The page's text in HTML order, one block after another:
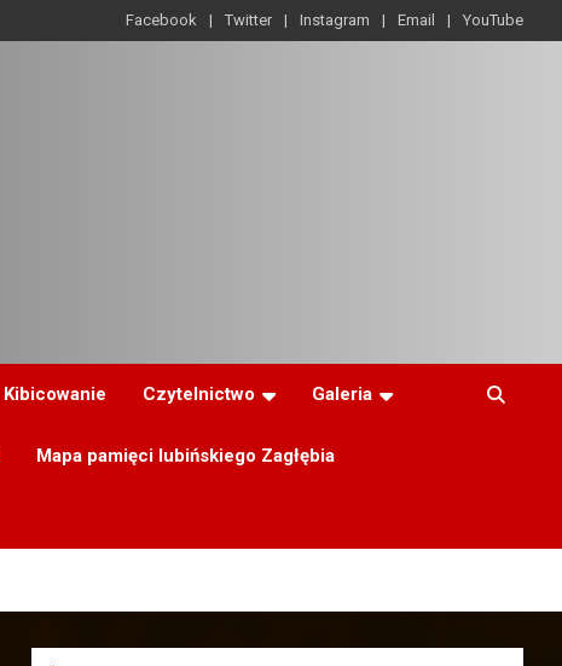
Facebook Twitter Instagram Email YouTube
Kibicowanie Czytelnictwo Galeria
Mapa pamięci lubińskiego Zagłębia